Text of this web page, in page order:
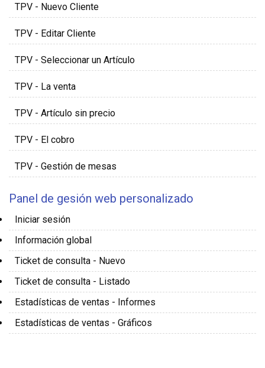
TPV - Nuevo Cliente
TPV - Editar Cliente
TPV - Seleccionar un Artículo
TPV - La venta
TPV - Artículo sin precio
TPV - El cobro
TPV - Gestión de mesas
Panel de gesión web personalizado
Iniciar sesión
Información global
Ticket de consulta - Nuevo
Ticket de consulta - Listado
Estadísticas de ventas - Informes
Estadísticas de ventas - Gráficos